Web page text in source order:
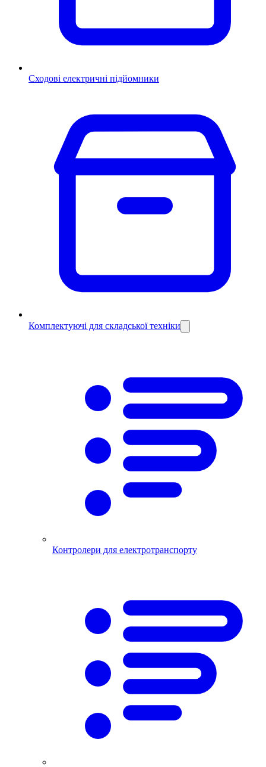
Сходові електричні підйомники
Комплектуючі для складської техніки
Контролери для електротранспорту